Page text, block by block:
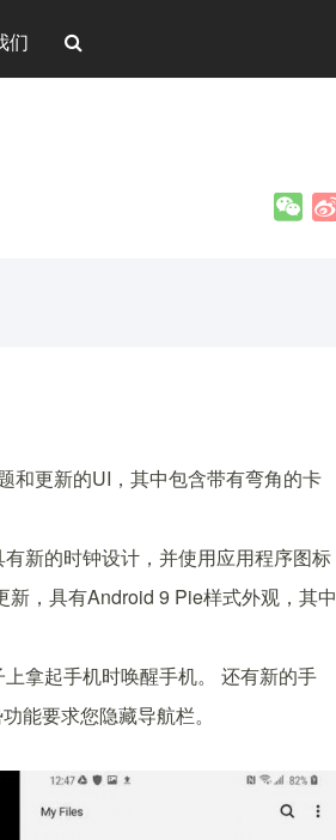
们
和更新的UI，其中包含带有弯角的卡
新的时钟设计，并使用应用程序图标
，具有Android 9 Pie样式外观，其中
拿起手机时唤醒手机。 还有新的手
能要求您隐藏导航栏。